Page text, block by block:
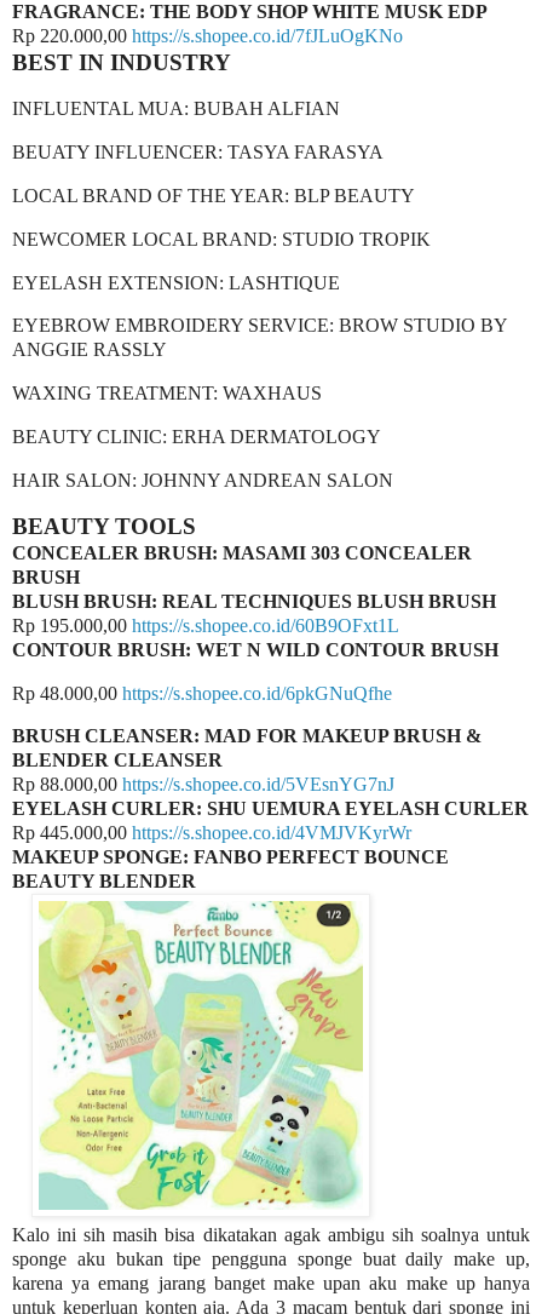
FRAGRANCE: THE BODY SHOP WHITE MUSK EDP
Rp 220.000,00 https://s.shopee.co.id/7fJLuOgKNo
BEST IN INDUSTRY
INFLUENTAL MUA: BUBAH ALFIAN
BEUATY INFLUENCER: TASYA FARASYA
LOCAL BRAND OF THE YEAR: BLP BEAUTY
NEWCOMER LOCAL BRAND: STUDIO TROPIK
EYELASH EXTENSION: LASHTIQUE
EYEBROW EMBROIDERY SERVICE: BROW STUDIO BY
ANGGIE RASSLY
WAXING TREATMENT: WAXHAUS
BEAUTY CLINIC: ERHA DERMATOLOGY
HAIR SALON: JOHNNY ANDREAN SALON
BEAUTY TOOLS
CONCEALER BRUSH: MASAMI 303 CONCEALER
BRUSH
BLUSH BRUSH: REAL TECHNIQUES BLUSH BRUSH
Rp 195.000,00 https://s.shopee.co.id/60B9OFxt1L
CONTOUR BRUSH: WET N WILD CONTOUR BRUSH
Rp 48.000,00 https://s.shopee.co.id/6pkGNuQfhe
BRUSH CLEANSER: MAD FOR MAKEUP BRUSH &
BLENDER CLEANSER
Rp 88.000,00 https://s.shopee.co.id/5VEsnYG7nJ
EYELASH CURLER: SHU UEMURA EYELASH CURLER
Rp 445.000,00 https://s.shopee.co.id/4VMJVKyrWr
MAKEUP SPONGE: FANBO PERFECT BOUNCE
BEAUTY BLENDER
Kalo ini sih masih bisa dikatakan agak ambigu sih soalnya untuk
sponge aku bukan tipe pengguna sponge buat daily make up,
karena ya emang jarang banget make upan aku make up hanya
untuk keperluan konten aja. Ada 3 macam bentuk dari sponge ini